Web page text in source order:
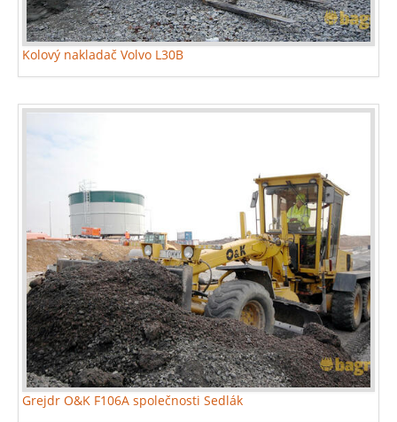
Kolový nakladač Volvo L30B
Grejdr O&K F106A společnosti Sedlák